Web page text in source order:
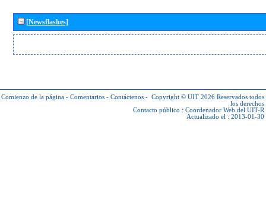
[Newsflashes]
Comienzo de la página - Comentarios - Contáctenos - Copyright © UIT 2026 Reservados todos
los derechos
Contacto público : Coordenador Web del UIT-R
Actualizado el : 2013-01-30